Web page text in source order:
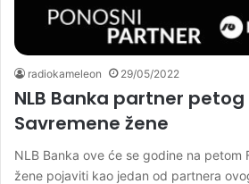
radiokameleon 29/05/2022
NLB Banka partner
Savremene žene
NLB Banka ove će se godine na petom
žene pojaviti kao jedan od partnera